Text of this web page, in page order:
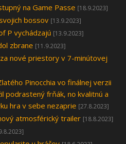
na Game Passe [18.9.2023]
bossov [13.9.2023]
P vychádzajú [13.9.2023]
zbrane [11.9.2023]
nové priestory v 7-minútovej
Pinocchia vo finálnej verzii
podrastený frňák, no kvalitnú a
hra v sebe nezaprie [27.8.2023]
atmosférický trailer [18.8.2023]